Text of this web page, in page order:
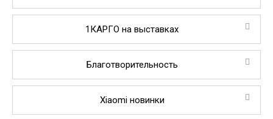
1КАРГО на выставках
Благотворительность
Xiaomi новинки